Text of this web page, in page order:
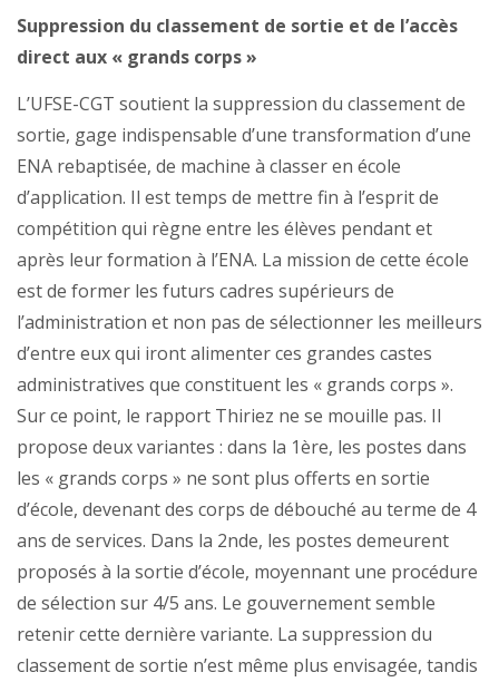
Suppression du classement de sortie et de l’accès
direct aux « grands corps »
L’UFSE-CGT soutient la suppression du classement de
sortie, gage indispensable d’une transformation d’une
ENA rebaptisée, de machine à classer en école
d’application. Il est temps de mettre fin à l’esprit de
compétition qui règne entre les élèves pendant et
après leur formation à l’ENA. La mission de cette école
est de former les futurs cadres supérieurs de
l’administration et non pas de sélectionner les meilleurs
d’entre eux qui iront alimenter ces grandes castes
administratives que constituent les « grands corps ».
Sur ce point, le rapport Thiriez ne se mouille pas. Il
propose deux variantes : dans la 1ère, les postes dans
les « grands corps » ne sont plus offerts en sortie
d’école, devenant des corps de débouché au terme de 4
ans de services. Dans la 2nde, les postes demeurent
proposés à la sortie d’école, moyennant une procédure
de sélection sur 4/5 ans. Le gouvernement semble
retenir cette dernière variante. La suppression du
classement de sortie n’est même plus envisagée, tandis